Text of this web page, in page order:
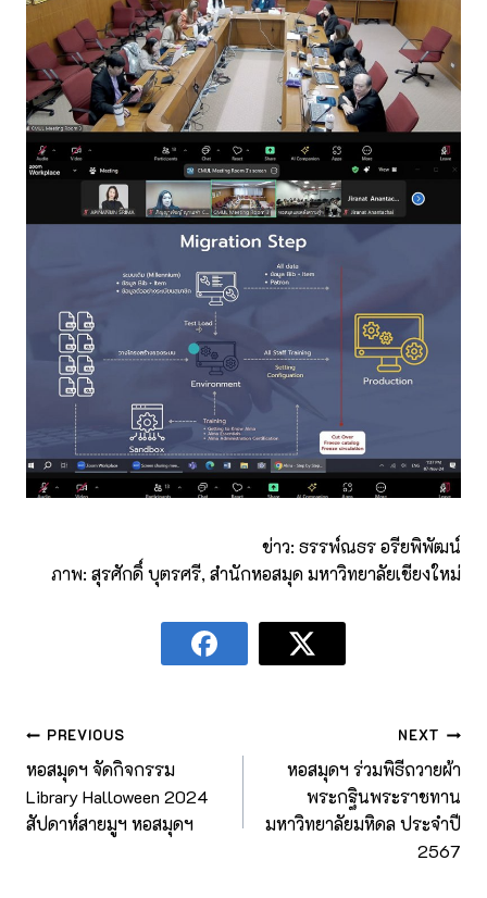
ข่าว: ธรรพ์ณธร อรียพิพัฒน์
ภาพ: สุรศักดิ์ บุตรศรี, สำนักหอสมุด มหาวิทยาลัยเชียงใหม่
PREVIOUS
หอสมุดฯ จัดกิจกรรม
Library Halloween 2024
สัปดาห์สายมูฯ หอสมุดฯ
NEXT
หอสมุดฯ ร่วมพิธีถวายผ้า
พระกฐินพระราชทาน
มหาวิทยาลัยมหิดล ประจำปี
2567